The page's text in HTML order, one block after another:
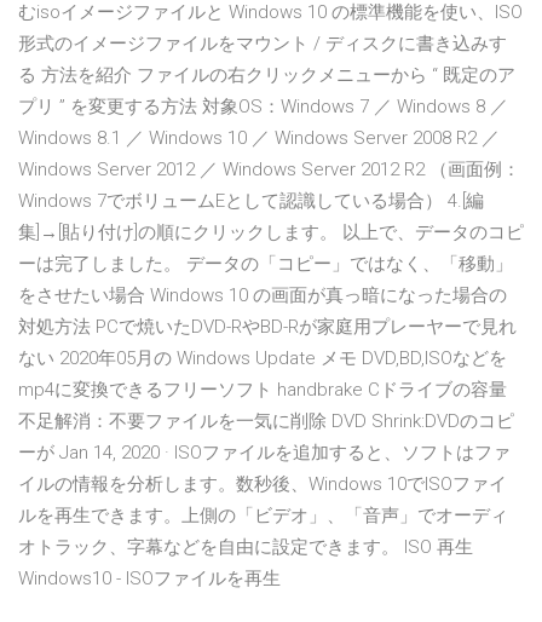
むisoイメージファイルと Windows 10 の標準機能を使い、ISO
形式のイメージファイルをマウント / ディスクに書き込みす
る 方法を紹介 ファイルの右クリックメニューから “ 既定のア
プリ ” を変更する方法 対象OS：Windows 7 ／ Windows 8 ／
Windows 8.1 ／ Windows 10 ／ Windows Server 2008 R2 ／
Windows Server 2012 ／ Windows Server 2012 R2 （画面例：
Windows 7でボリュームEとして認識している場合） 4.[編
集]→[貼り付け]の順にクリックします。 以上で、データのコピ
ーは完了しました。 データの「コピー」ではなく、「移動」
をさせたい場合 Windows 10 の画面が真っ暗になった場合の
対処方法 PCで焼いたDVD-RやBD-Rが家庭用プレーヤーで見れ
ない 2020年05月の Windows Update メモ DVD,BD,ISOなどを
mp4に変換できるフリーソフト handbrake Cドライブの容量
不足解消：不要ファイルを一気に削除 DVD Shrink:DVDのコピ
ーが Jan 14, 2020 · ISOファイルを追加すると、ソフトはファ
イルの情報を分析します。数秒後、Windows 10でISOファイ
ルを再生できます。上側の「ビデオ」、「音声」でオーディ
オトラック、字幕などを自由に設定できます。 ISO 再生
Windows10 - ISOファイルを再生